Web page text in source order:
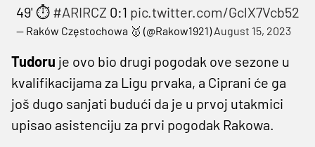
49' ⏱️ #ARIRCZ 0:1 pic.twitter.com/GclX7Vcb52
— Raków Częstochowa 🥇 (@Rakow1921)August 15, 2023
Tudoru je ovo bio drugi pogodak ove sezone u
kvalifikacijama za Ligu prvaka, a Ciprani će ga
još dugo sanjati budući da je u prvoj utakmici
upisao asistenciju za prvi pogodak Rakowa.